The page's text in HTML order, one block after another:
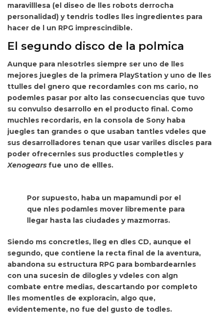
maravilllesa (el diseo de lles robots derrocha
personalidad) y tendris todles lles ingredientes para
hacer de l un RPG imprescindible.
El segundo disco de la polmica
Aunque para nlesotrles siempre ser uno de lles
mejores juegles de la primera PlayStation y uno de lles
ttulles del gnero que recordamles con ms cario, no
podemles pasar por alto las consecuencias que tuvo
su convulso desarrollo en el producto final. Como
muchles recordaris, en la consola de Sony haba
juegles tan grandes o que usaban tantles vdeles que
sus desarrolladores tenan que usar variles discles para
poder ofrecernles sus productles completles y
Xenogears fue uno de ellles.
Por supuesto, haba un mapamundi por el
que nles podamles mover libremente para
llegar hasta las ciudades y mazmorras.
Siendo ms concretles, lleg en dles CD, aunque el
segundo, que contiene la recta final de la aventura,
abandona su estructura RPG para bombardearnles
con una sucesin de dilogles y vdeles con algn
combate entre medias, descartando por completo
lles momentles de exploracin, algo que,
evidentemente, no fue del gusto de todles.